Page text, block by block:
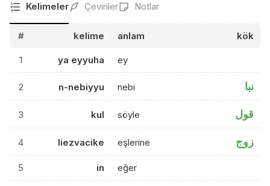
Kelimeler Çeviriler Notlar
# kelime anlam kök
1 ya eyyuha ey
2 n-nebiyyu nebi نبا
3 kul söyle قول
4 liezvacike eşlerine زوج
5 in eğer